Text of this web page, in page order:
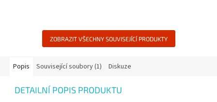
ZOBRAZIT VŠECHNY SOUVISEJÍCÍ PRODUKTY
Popis Související soubory (1) Diskuze
DETAILNÍ POPIS PRODUKTU